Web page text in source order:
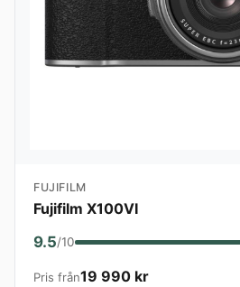
FUJIFILM
Fujifilm X100VI
9.5/10
Pris från19 990 kr